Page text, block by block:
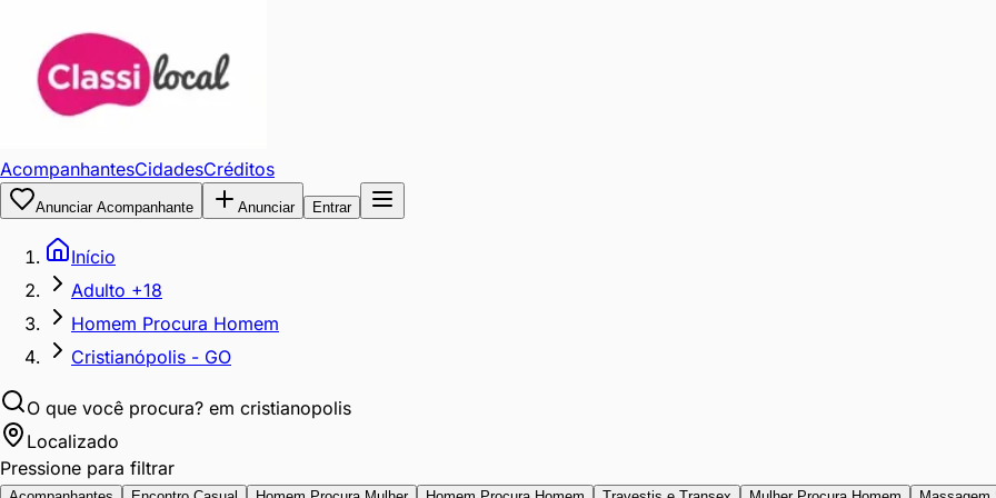
AcompanhantesCidadesCréditos
Anunciar Acompanhante Anunciar Entrar
Início
Adulto +18
Homem Procura Homem
Cristianópolis - GO
O que você procura? em cristianopolis
Localizado
Pressione para filtrar